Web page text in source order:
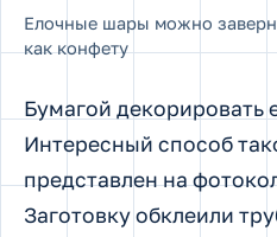
Елочные шары можно
как конфету
Бумагой декорировать
Интересный способ
представлен на
Заготовку обклеили